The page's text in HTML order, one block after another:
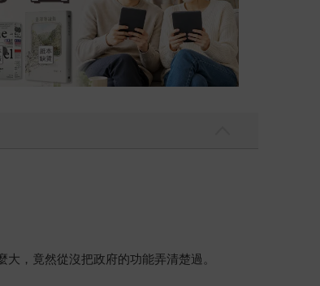
，竟然從沒把政府的功能弄清楚過。